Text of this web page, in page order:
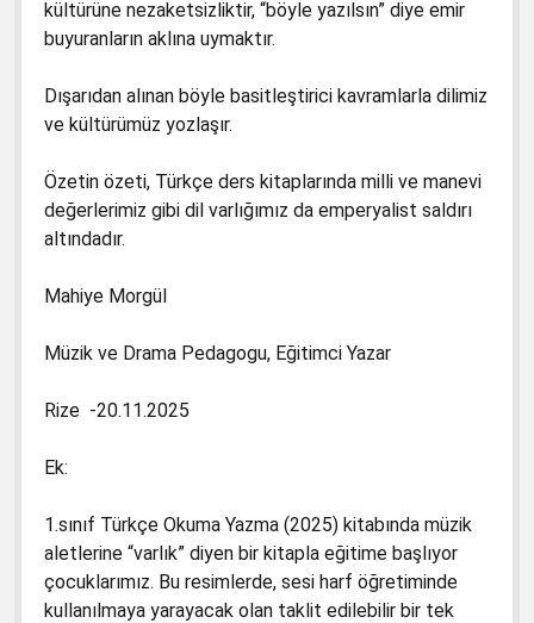
kültürüne nezaketsizliktir, “böyle yazılsın” diye emir
buyuranların aklına uymaktır.
Dışarıdan alınan böyle basitleştirici kavramlarla dilimiz
ve kültürümüz yozlaşır.
Özetin özeti, Türkçe ders kitaplarında milli ve manevi
değerlerimiz gibi dil varlığımız da emperyalist saldırı
altındadır.
Mahiye Morgül
Müzik ve Drama Pedagogu, Eğitimci Yazar
Rize -20.11.2025
Ek:
1.sınıf Türkçe Okuma Yazma (2025) kitabında müzik
aletlerine “varlık” diyen bir kitapla eğitime başlıyor
çocuklarımız. Bu resimlerde, sesi harf öğretiminde
kullanılmaya yarayacak olan taklit edilebilir bir tek